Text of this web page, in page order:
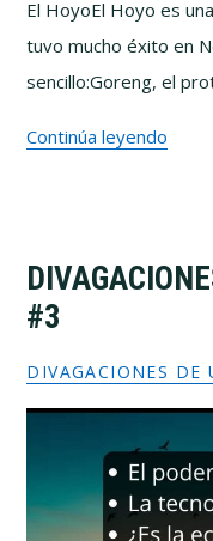
El HoyoEl Hoyo es
tuvo mucho éxito en
sencillo:Goreng, el
Continúa leyendo
#3
DIVAGACIONES DE